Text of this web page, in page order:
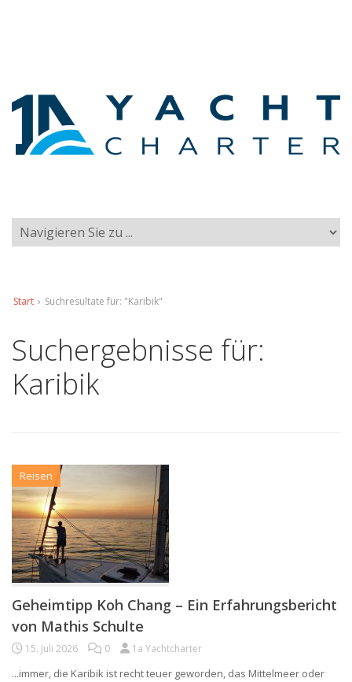
Start › Suchresultate für: "Karibik"
Suchergebnisse für:
Karibik
Reisen
Geheimtipp Koh Chang – Ein Erfahrungsbericht
von Mathis Schulte
15. Juli 2026 0 1a Yachtcharter
...immer, die Karibik ist recht teuer geworden, das Mittelmeer oder